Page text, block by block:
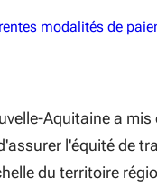
modalités de
Aquitaine a
l'équité de
du territoire